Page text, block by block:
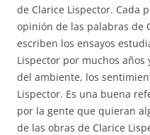
de Clarice Lispector. Cada
opinión de las palabras de
escriben los ensayos
Lispector por muchos
del ambiente, los
Lispector. Es una buena
por la gente que quieran
de las obras de Clarice